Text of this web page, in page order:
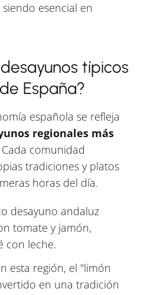
esencial en
típicos
España?
española se refleja
regionales más
Cada comunidad
tradiciones y platos
horas del día.
desayuno andaluz
tomate y jamón,
con leche.
esta región, el "limón
en una tradición